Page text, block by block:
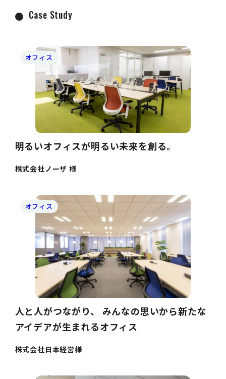
Case Study
オフィス
明るいオフィスが明るい未来を創る。
株式会社ノーザ 様
オフィス
人と人がつながり、 みんなの思いから新たな
アイデアが生まれるオフィス
株式会社日本経営様